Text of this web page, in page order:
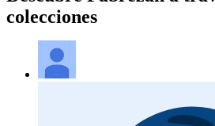
colecciones